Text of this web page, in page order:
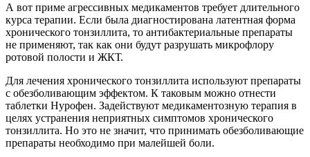
А вот приме агрессивных медикаментов требует длительного
курса терапии. Если была диагностирована латентная форма
хронического тонзиллита, то антибактериальные препараты
не применяют, так как они будут разрушать микрофлору
ротовой полости и ЖКТ.
Для лечения хронического тонзиллита используют препараты
с обезболивающим эффектом. К таковым можно отнести
таблетки Нурофен. Задействуют медикаментозную терапия в
целях устранения неприятных симптомов хронического
тонзиллита. Но это не значит, что принимать обезболивающие
препараты необходимо при малейшей боли.